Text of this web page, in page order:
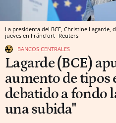
La presidenta del BCE, Christine Lagarde,
jueves en Fráncfort Reuters
BANCOS CENTRALES
Lagarde (BCE)
aumento de tipos
debatido a fondo
una subida"